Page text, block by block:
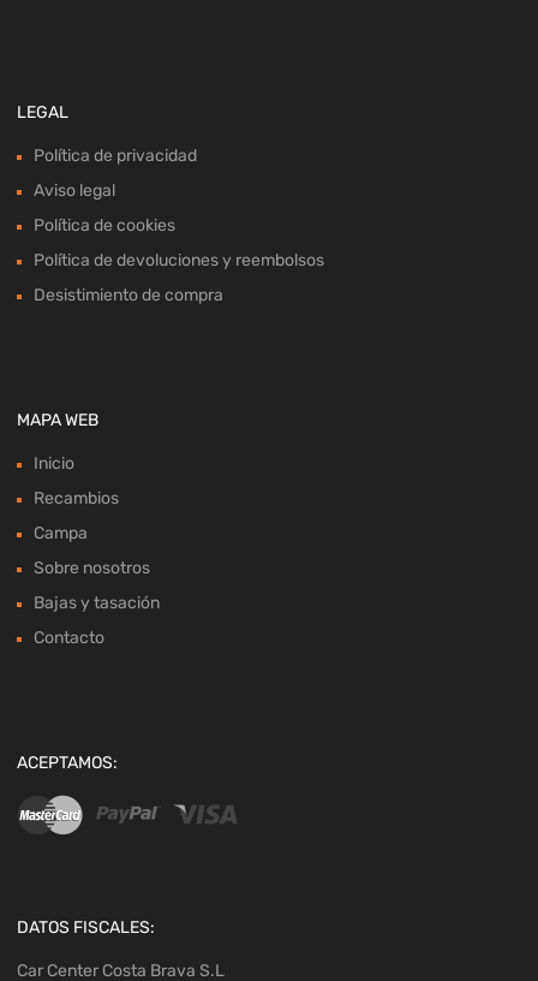
LEGAL
Política de privacidad
Aviso legal
Política de cookies
Política de devoluciones y reembolsos
Desistimiento de compra
MAPA WEB
Inicio
Recambios
Campa
Sobre nosotros
Bajas y tasación
Contacto
ACEPTAMOS:
DATOS FISCALES:
Car Center Costa Brava S.L